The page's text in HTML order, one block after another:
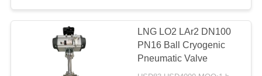
BERITA
LNG LO2 LAr2 DN100
PN16 Ball Cryogenic
Pneumatic Valve